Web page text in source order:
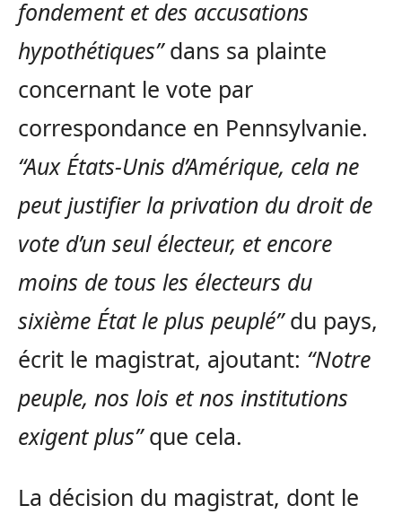
fondement et des accusations
hypothétiques”dans sa plainte
concernant le vote par
correspondance en Pennsylvanie.
“Aux États-Unis d’Amérique, cela ne
peut justifier la privation du droit de
vote d’un seul électeur, et encore
moins de tous les électeurs du
sixième État le plus peuplé”du pays,
écrit le magistrat, ajoutant: “Notre
peuple, nos lois et nos institutions
exigent plus”que cela.
La décision du magistrat, dont le